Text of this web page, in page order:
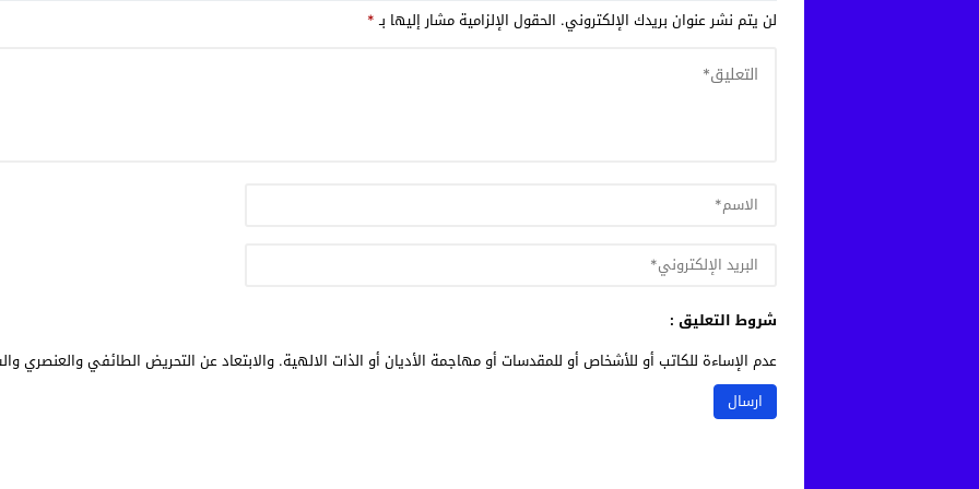
لن يتم نشر عنوان بريدك الإلكتروني. الحقول الإلزامية مشار إليها بـ*
شروط التعليق :
عدم الإساءة للكاتب أو للأشخاص أو للمقدسات أو مهاجمة الأديان أو الذات الالهية. والابتعاد عن التحريض الطائفي والعنصري